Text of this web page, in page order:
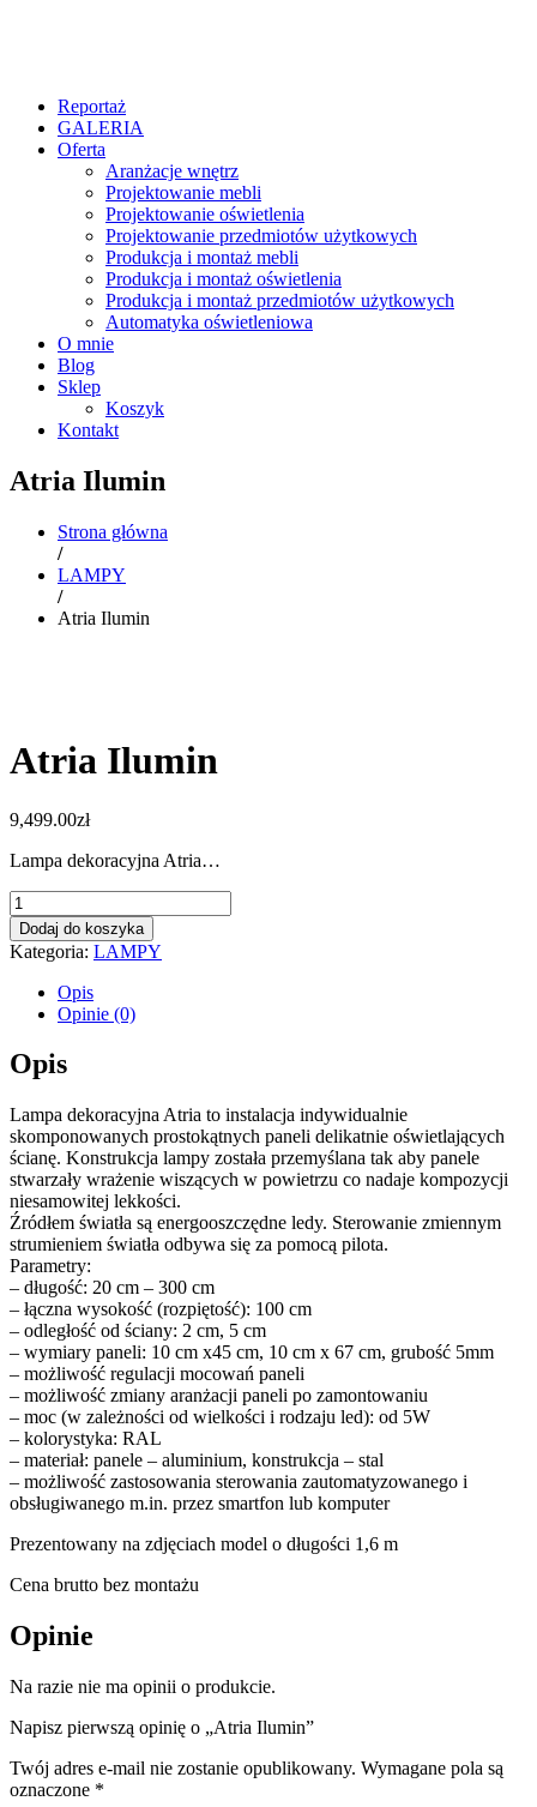
Reportaż
GALERIA
Oferta
Aranżacje wnętrz
Projektowanie mebli
Projektowanie oświetlenia
Projektowanie przedmiotów użytkowych
Produkcja i montaż mebli
Produkcja i montaż oświetlenia
Produkcja i montaż przedmiotów użytkowych
Automatyka oświetleniowa
O mnie
Blog
Sklep
Koszyk
Kontakt
Atria Ilumin
Strona główna
/
LAMPY
/
Atria Ilumin
Atria Ilumin
9,499.00zł
Lampa dekoracyjna Atria…
ilość
Atria
Ilumin
Dodaj do koszyka
Kategoria: LAMPY
Opis
Opinie (0)
Opis
Lampa dekoracyjna Atria to instalacja indywidualnie
skomponowanych prostokątnych paneli delikatnie oświetlających
ścianę. Konstrukcja lampy została przemyślana tak aby panele
stwarzały wrażenie wiszących w powietrzu co nadaje kompozycji
niesamowitej lekkości.
Źródłem światła są energooszczędne ledy. Sterowanie zmiennym
strumieniem światła odbywa się za pomocą pilota.
Parametry:
– długość: 20 cm – 300 cm
– łączna wysokość (rozpiętość): 100 cm
– odległość od ściany: 2 cm, 5 cm
– wymiary paneli: 10 cm x45 cm, 10 cm x 67 cm, grubość 5mm
– możliwość regulacji mocowań paneli
– możliwość zmiany aranżacji paneli po zamontowaniu
– moc (w zależności od wielkości i rodzaju led): od 5W
– kolorystyka: RAL
– materiał: panele – aluminium, konstrukcja – stal
– możliwość zastosowania sterowania zautomatyzowanego i
obsługiwanego m.in. przez smartfon lub komputer
Prezentowany na zdjęciach model o długości 1,6 m
Cena brutto bez montażu
Opinie
Na razie nie ma opinii o produkcie.
Napisz pierwszą opinię o „Atria Ilumin”
Twój adres e-mail nie zostanie opublikowany. Wymagane pola są
oznaczone *